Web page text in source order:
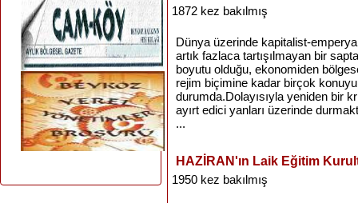
1872 kez bakılmış
Dünya üzerinde kapitalist-
artık fazlaca tartışılmayan bir
boyutu olduğu, ekonomiden
rejim biçimine kadar birçok
durumda.Dolayısıyla yeniden bir
ayırt edici yanları üzerinde
...
HAZİRAN'ın Laik Eğitim
1950 kez bakılmış